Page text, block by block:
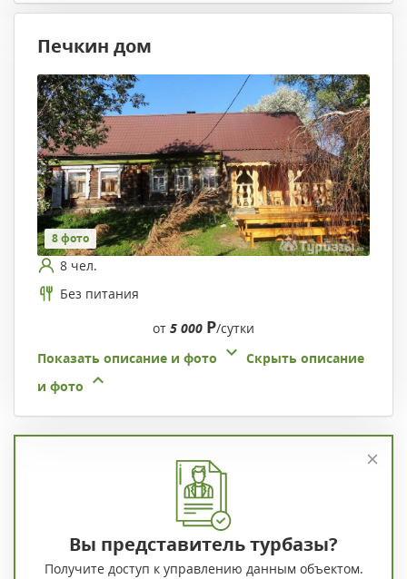
Печкин дом
8 фото
8 чел.
Без питания
от 5 000 Р/сутки
Показать описание и фото
Скрыть описание
и фото
Вы представитель турбазы?
Получите доступ к управлению данным объектом.